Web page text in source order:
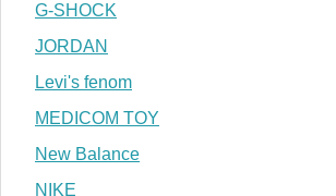
G-SHOCK
JORDAN
Levi's fenom
MEDICOM TOY
New Balance
NIKE